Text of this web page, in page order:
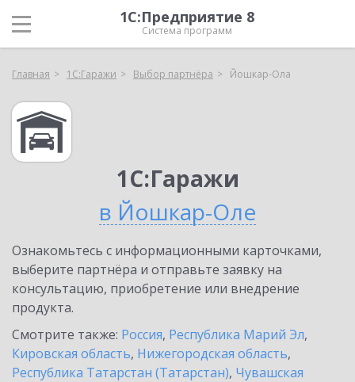
1С:Предприятие 8
Система программ
Главная 1С:Гаражи Выбор партнёра Йошкар-Ола
1С:Гаражи
в Йошкар-Оле
Ознакомьтесь с информационными карточками,
выберите партнёра и отправьте заявку на
консультацию, приобретение или внедрение
продукта.
Смотрите также: Россия, Республика Марий Эл,
Кировская область, Нижегородская область,
Республика Татарстан (Татарстан), Чувашская